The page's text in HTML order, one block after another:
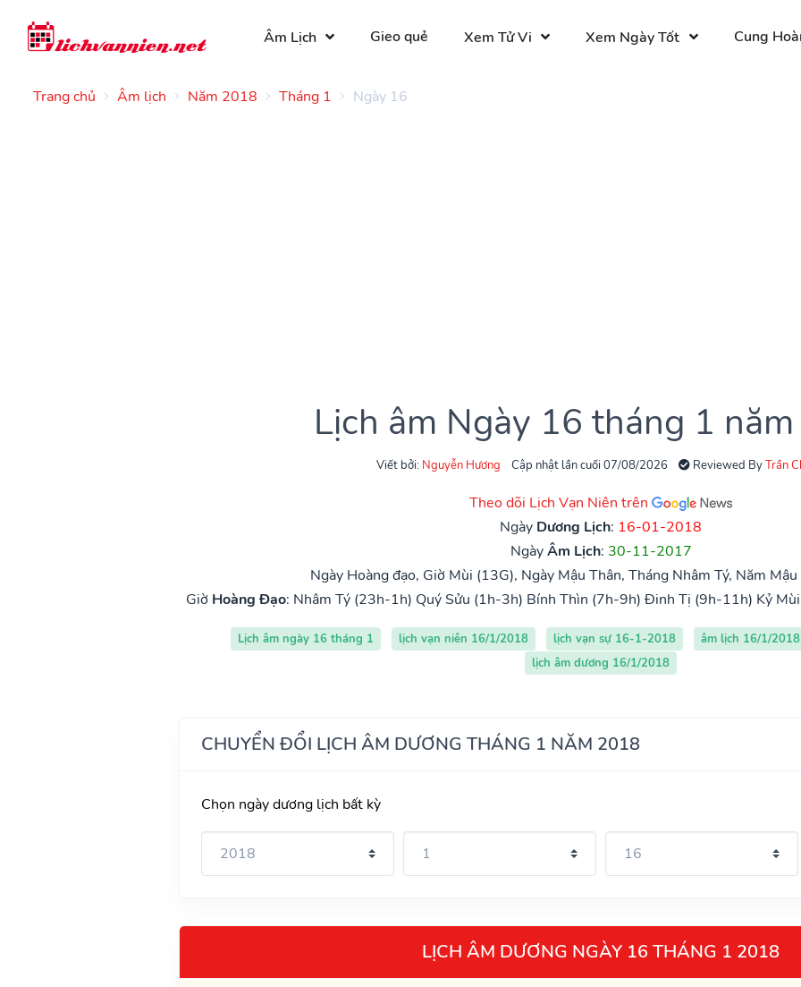
Âm Lịch Gieo quẻ Xem Tử Vi Xem Ngày Tốt Cung
Trang chủ Âm lịch Năm 2018 Tháng 1 Ngày 16
Lịch âm Ngày 16 tháng 1
Viết bởi: Nguyễn Hương Cập nhật lần cuối 07/08/2026 Reviewed ByTrần
Theo dõi Lịch Vạn Niên trên
Ngày Dương Lịch: 16-01-2018
NgàyÂm Lịch: 30-11-2017
Ngày Hoàng đạo, Giờ Mùi (13G), Ngày Mậu Thân, Tháng Nhâm Tý, Năm
Giờ Hoàng Đạo: Nhâm Tý (23h-1h) Quý Sửu (1h-3h) Bính Thìn (7h-9h) Đinh Tị (9h-11h) Kỷ
Lịch âm ngày 16 tháng 1 lịch vạn niên 16/1/2018 lịch vạn sự 16-1-2018 âm lịch 16/1/2018
lịch âm dương 16/1/2018
CHUYỂN ĐỔI LỊCH ÂM DƯƠNG THÁNG 1 NĂM 2018
Chọn ngày dương lịch bất kỳ
LỊCH ÂM DƯƠNG NGÀY 16 THÁNG 1 2018